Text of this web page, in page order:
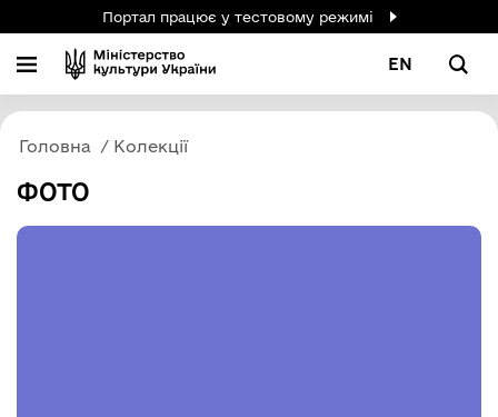
Портал працює у тестовому режимі
EN
Головна Колекції
ФОТО